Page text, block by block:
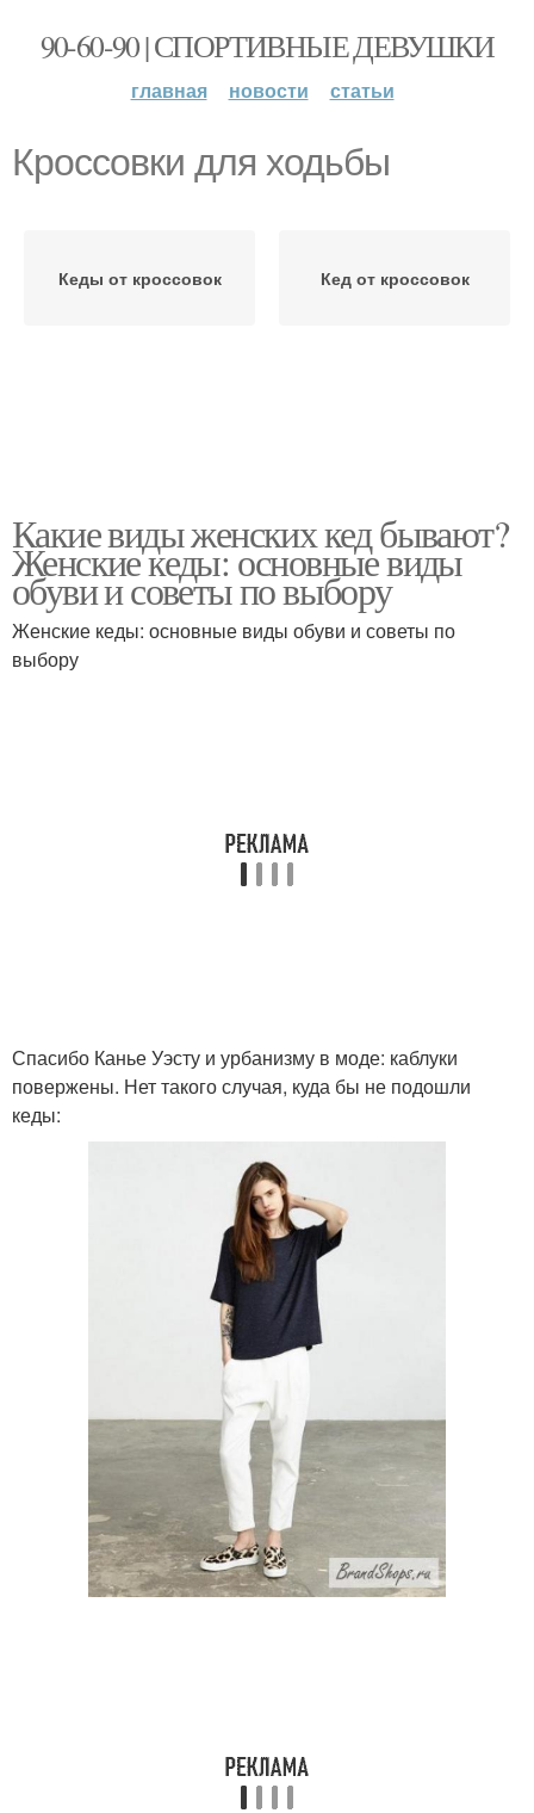
90-60-90 | СПОРТИВНЫЕ ДЕВУШКИ
главная новости статьи
Кроссовки для ходьбы
Кеды от кроссовок Кед от кроссовок
Какие виды женских кед бывают?
Женские кеды: основные виды
обуви и советы по выбору
Женские кеды: основные виды обуви и советы по
выбору
Спасибо Канье Уэсту и урбанизму в моде: каблуки
повержены. Нет такого случая, куда бы не подошли
кеды: